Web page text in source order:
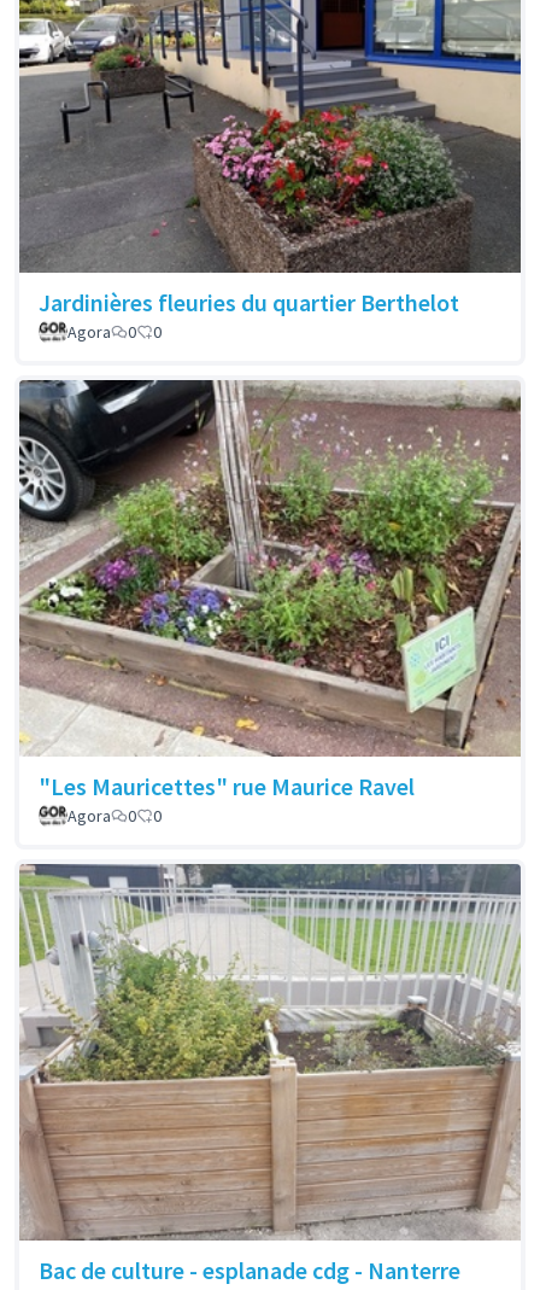
Jardinières fleuries du quartier Berthelot
Agora 0 0
"Les Mauricettes" rue Maurice Ravel
Agora 0 0
Bac de culture - esplanade cdg - Nanterre